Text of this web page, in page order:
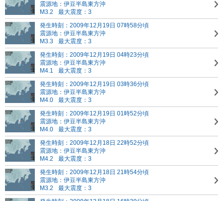
震源地：伊豆半島東方沖
M3.2
最大震度：3
発生時刻：2009年12月19日 07時58分頃
震源地：伊豆半島東方沖
M3.3
最大震度：3
発生時刻：2009年12月19日 04時23分頃
震源地：伊豆半島東方沖
M4.1
最大震度：3
発生時刻：2009年12月19日 03時36分頃
震源地：伊豆半島東方沖
M4.0
最大震度：3
発生時刻：2009年12月19日 01時52分頃
震源地：伊豆半島東方沖
M4.0
最大震度：3
発生時刻：2009年12月18日 22時52分頃
震源地：伊豆半島東方沖
M4.2
最大震度：3
発生時刻：2009年12月18日 21時54分頃
震源地：伊豆半島東方沖
M3.2
最大震度：3